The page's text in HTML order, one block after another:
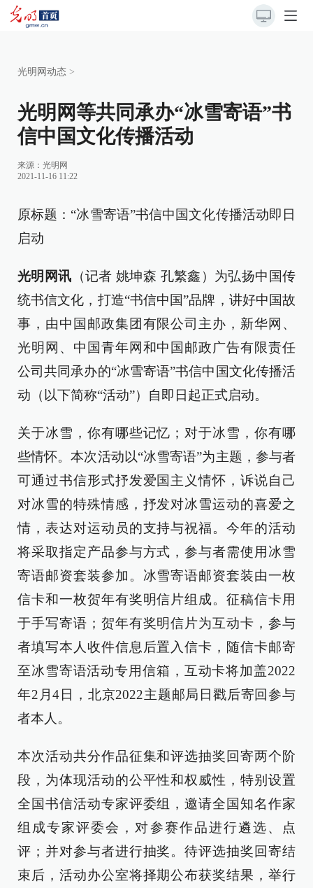
光明网动态 >
光明网等共同承办“冰雪寄语”书
信中国文化传播活动
来源： 光明网
2021-11-16 11:22
原标题：“冰雪寄语”书信中国文化传播活动即日
启动
光明网讯 （记者 姚坤森 孔繁鑫）为弘扬中国传
统书信文化，打造“书信中国”品牌，讲好中国故
事，由中国邮政集团有限公司主办，新华网、
光明网、中国青年网和中国邮政广告有限责任
公司共同承办的“冰雪寄语”书信中国文化传播活
动（以下简称“活动”）自即日起正式启动。
关于冰雪，你有哪些记忆；对于冰雪，你有哪
些情怀。本次活动以“冰雪寄语”为主题，参与者
可通过书信形式抒发爱国主义情怀，诉说自己
对冰雪的特殊情感，抒发对冰雪运动的喜爱之
情，表达对运动员的支持与祝福。今年的活动
将采取指定产品参与方式，参与者需使用冰雪
寄语邮资套装参加。冰雪寄语邮资套装由一枚
信卡和一枚贺年有奖明信片组成。征稿信卡用
于手写寄语；贺年有奖明信片为互动卡，参与
者填写本人收件信息后置入信卡，随信卡邮寄
至冰雪寄语活动专用信箱，互动卡将加盖2022
年2月4日，北京2022主题邮局日戳后寄回参与
者本人。
本次活动共分作品征集和评选抽奖回寄两个阶
段，为体现活动的公平性和权威性，特别设置
全国书信活动专家评委组，邀请全国知名作家
组成专家评委会，对参赛作品进行遴选、点
评；并对参与者进行抽奖。待评选抽奖回寄结
束后，活动办公室将择期公布获奖结果，举行